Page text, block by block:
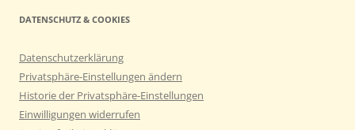
DATENSCHUTZ & COOKIES
Datenschutzerklärung
Privatsphäre-Einstellungen ändern
Historie der Privatsphäre-Einstellungen
Einwilligungen widerrufen